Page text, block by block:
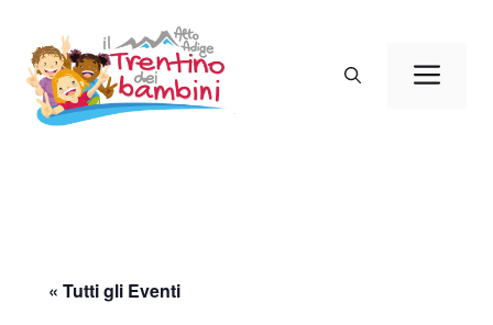
contenuto
« Tutti gli Eventi